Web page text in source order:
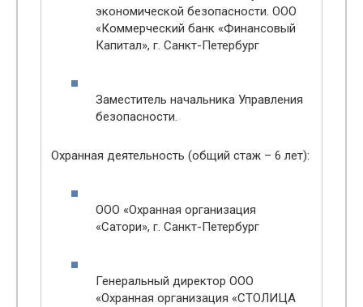
экономической безопасности. ООО
«Коммерческий банк «Финансовый
Капитал», г. Санкт-Петербург
Заместитель начальника Управления
безопасности.
Охранная деятельность (общий стаж – 6 лет):
ООО «Охранная организация
«Сатори», г. Санкт-Петербург
Генеральный директор ООО
«Охранная организация «СТОЛИЦА